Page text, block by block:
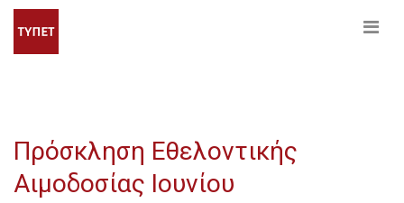
Πρόσκληση Εθελοντικής
Αιμοδοσίας Ιουνίου